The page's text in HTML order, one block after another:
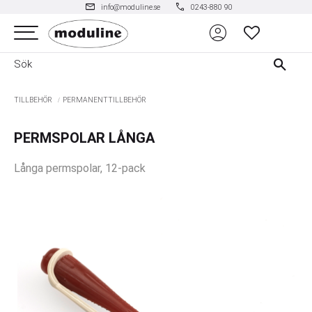
Meny
mail info@moduline.se phone 0243-880 90
account_circle FAVORITER
TILLBEHÖR PERMANENTTILLBEHÖR
PERMSPOLAR LÅNGA
Långa permspolar, 12-pack